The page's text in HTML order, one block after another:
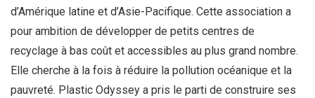
d’Amérique latine et d’Asie-Pacifique. Cette association a
pour ambition de développer de petits centres de
recyclage à bas coût et accessibles au plus grand nombre.
Elle cherche à la fois à réduire la pollution océanique et la
pauvreté. Plastic Odyssey a pris le parti de construire ses